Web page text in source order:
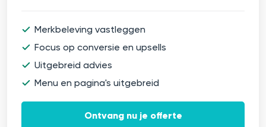
Merkbeleving vastleggen
Focus op conversie en upsells
Uitgebreid advies
Menu en pagina's uitgebreid
Ontvang nu je offerte